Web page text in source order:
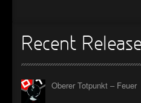
Recent
Oberer Totpunkt – Feuer